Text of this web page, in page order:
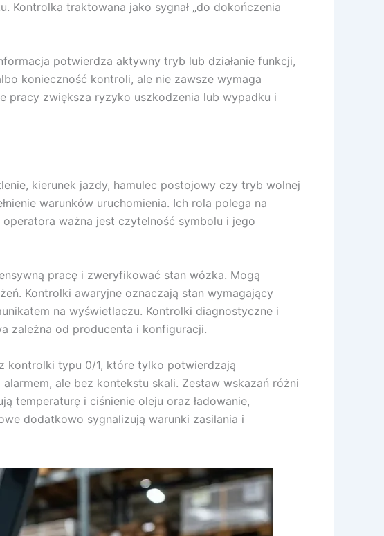
Kontrolka traktowana jako sygnał „do dokończenia
potwierdza aktywny tryb lub działanie funkcji,
konieczność kontroli, ale nie zawsze wymaga
pracy zwiększa ryzyko uszkodzenia lub wypadku i
kierunek jazdy, hamulec postojowy czy tryb wolnej
warunków uruchomienia. Ich rola polega na
ważna jest czytelność symbolu i jego
pracę i zweryfikować stan wózka. Mogą
Kontrolki awaryjne oznaczają stan wymagający
na wyświetlaczu. Kontrolki diagnostyczne i
zależna od producenta i konfiguracji.
kontrolki typu 0/1, które tylko potwierdzają
ale bez kontekstu skali. Zestaw wskazań różni
temperaturę i ciśnienie oleju oraz ładowanie,
dodatkowo sygnalizują warunki zasilania i